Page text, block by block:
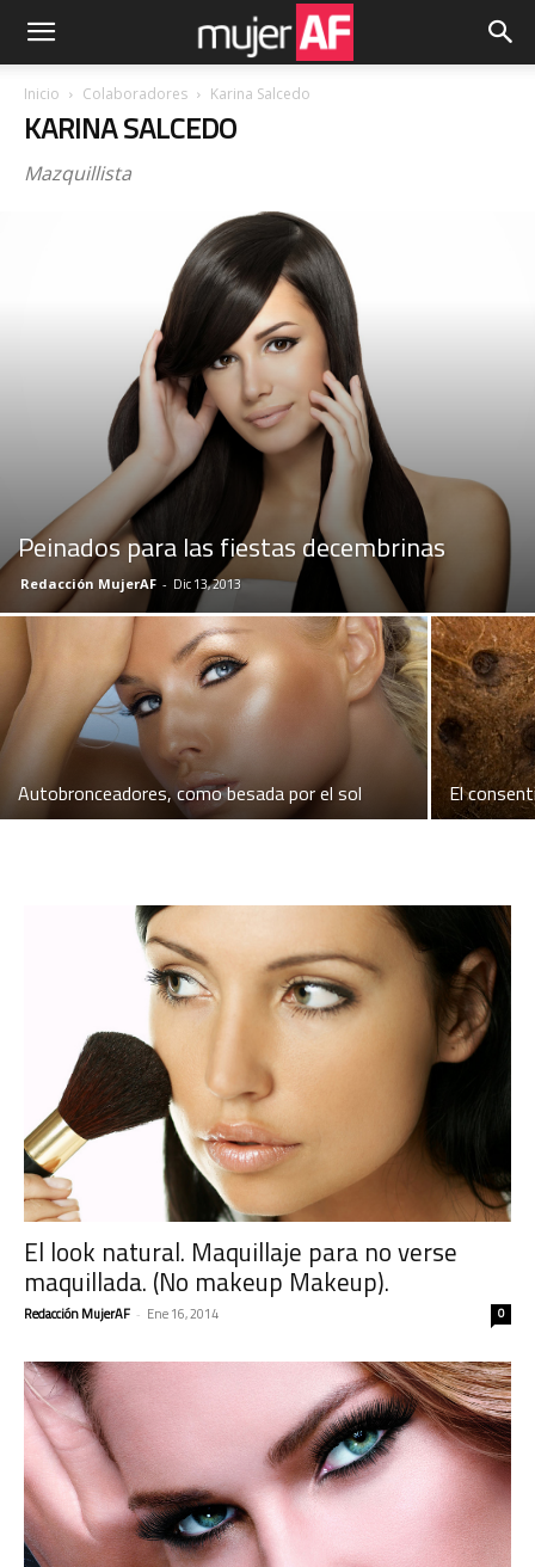
Inicio Colaboradores Karina Salcedo
KARINA SALCEDO
Mazquillista
Peinados para las fiestas decembrinas
Redacción MujerAF - Dic 13, 2013
Autobronceadores, como besada por el sol El
El look natural. Maquillaje para no verse
maquillada. (No makeup Makeup).
Redacción MujerAF - Ene 16, 2014 0